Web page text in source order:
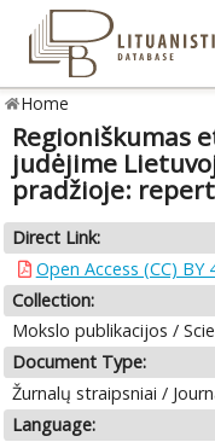
Home
Regioniškumas
judėjime
pradžioje:
Direct Link:
Open Access (CC) BY
Collection:
Mokslo publikacijos /
Document Type:
Žurnalų straipsniai /
Language: